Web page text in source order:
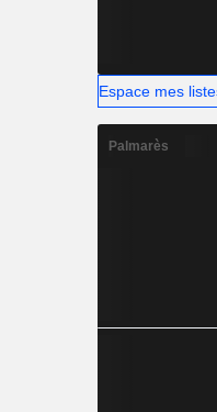
Espace mes
Palmarès